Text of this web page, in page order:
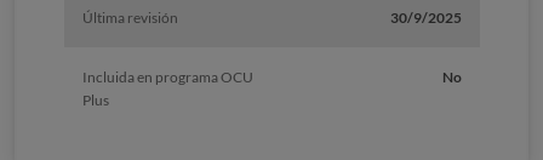
Última revisión 30/9/2025
Incluida en programa OCU
Plus
No